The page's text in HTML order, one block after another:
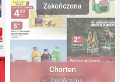
Chorten